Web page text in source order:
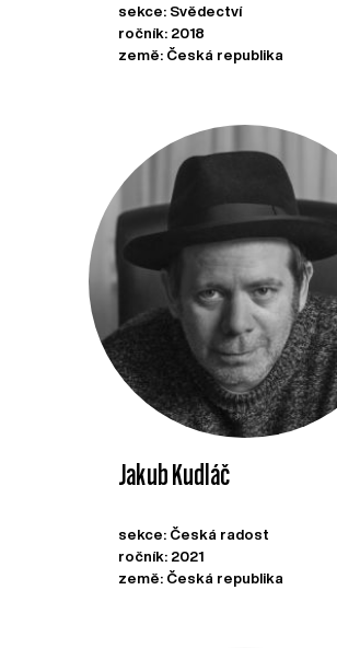
sekce: Svědectví
ročník: 2018
země: Česká republika
Jakub Kudláč
sekce: Česká radost
ročník: 2021
země: Česká republika